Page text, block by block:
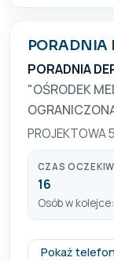
PORADNIA
PORADNIA
"OŚRODEK
PROJEKTOWA
CZAS
16
Osób w
Pokaż telefon